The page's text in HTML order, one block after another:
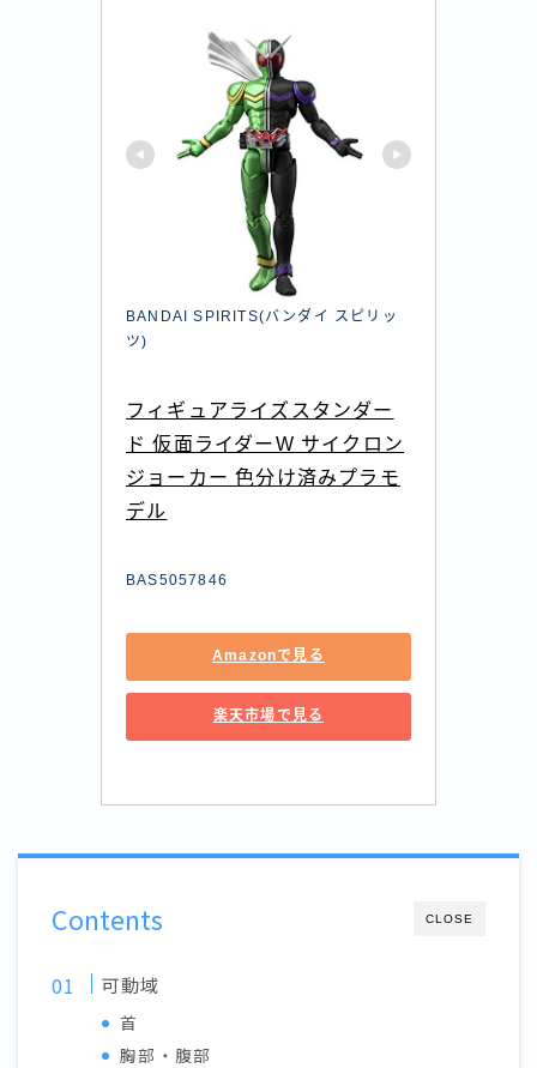
BANDAI SPIRITS(バンダイ スピリッ
ツ)
フィギュアライズスタンダー
ド 仮面ライダーW サイクロン
ジョーカー 色分け済みプラモ
デル
BAS5057846
Amazonで見る
楽天市場で見る
CLOSE
Contents
可動域
首
胸部・腹部